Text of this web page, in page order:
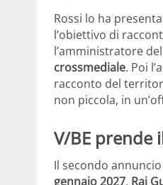
Rossi lo ha
l’obiettivo di
l’amministratore
crossmediale. Poi
racconto del
non piccola, in
V/BE prende
Il secondo
gennaio 2027, Rai